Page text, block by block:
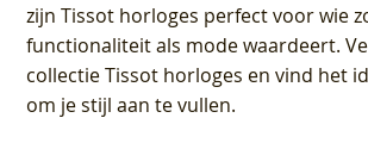
zijn Tissot horloges perfect voor wie
functionaliteit als mode waardeert.
collectie Tissot horloges en vind het
om je stijl aan te vullen.